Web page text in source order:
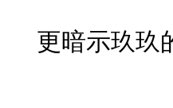
更暗示玖玖